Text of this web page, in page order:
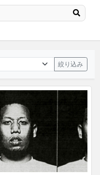
絞り込み